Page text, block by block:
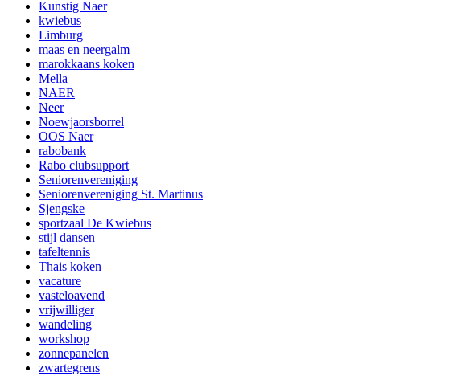
Kunstig Naer
kwiebus
Limburg
maas en neergalm
marokkaans koken
Mella
NAER
Neer
Noewjaorsborrel
OOS Naer
rabobank
Rabo clubsupport
Seniorenvereniging
Seniorenvereniging St. Martinus
Sjengske
sportzaal De Kwiebus
stijl dansen
tafeltennis
Thais koken
vacature
vasteloavend
vrijwilliger
wandeling
workshop
zonnepanelen
zwartegrens